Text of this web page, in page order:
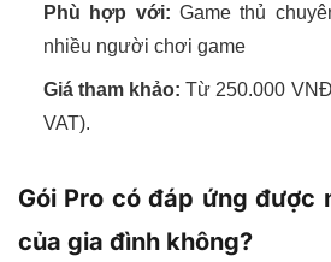
Phù hợp với: Game thủ
nhiều người chơi game
Giá tham khảo: Từ 250.000
VAT).
Gói Pro có đáp ứng được
của gia đình không?